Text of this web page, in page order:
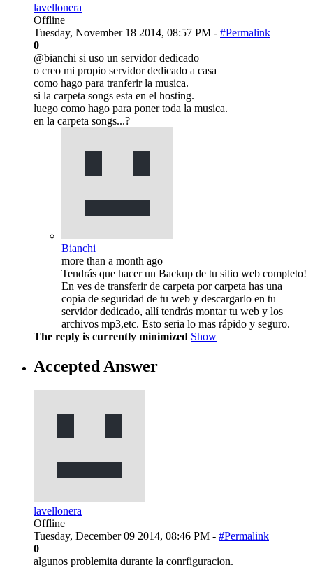
lavellonera
Offline
Tuesday, November 18 2014, 08:57 PM - #Permalink
0
@bianchi si uso un servidor dedicado
o creo mi propio servidor dedicado a casa
como hago para tranferir la musica.
si la carpeta songs esta en el hosting.
luego como hago para poner toda la musica.
en la carpeta songs...?
Bianchi
more than a month ago
Tendrás que hacer un Backup de tu sitio web completo!
En ves de transferir de carpeta por carpeta has una
copia de seguridad de tu web y descargarlo en tu
servidor dedicado, allí tendrás montar tu web y los
archivos mp3,etc. Esto seria lo mas rápido y seguro.
The reply is currently minimized Show
Accepted Answer
lavellonera
Offline
Tuesday, December 09 2014, 08:46 PM - #Permalink
0
algunos problemita durante la conrfiguracion.